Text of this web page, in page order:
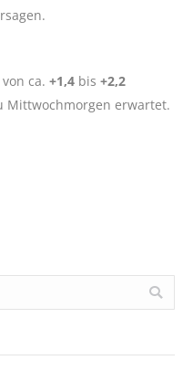
ca. +1,4 bis +2,2
Mittwochmorgen erwartet.